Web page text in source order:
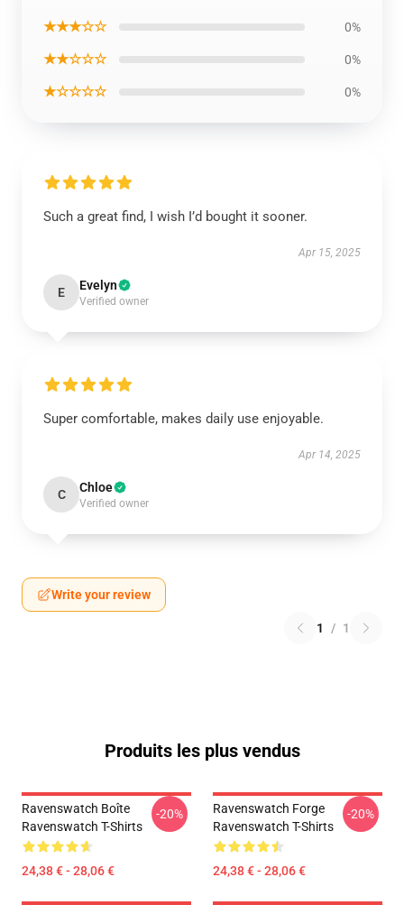
★★★☆☆ 0%
★★☆☆☆ 0%
★☆☆☆☆ 0%
Such a great find, I wish I’d bought it sooner.
Apr 15, 2025
E Evelyn
Verified owner
Super comfortable, makes daily use enjoyable.
Apr 14, 2025
C Chloe
Verified owner
Write your review
1 / 1
Produits les plus vendus
Ravenswatch Boîte
Ravenswatch T-Shirts
24,38 € - 28,06 €
-20%
Ravenswatch Forge
Ravenswatch T-Shirts
24,38 € - 28,06 €
-20%